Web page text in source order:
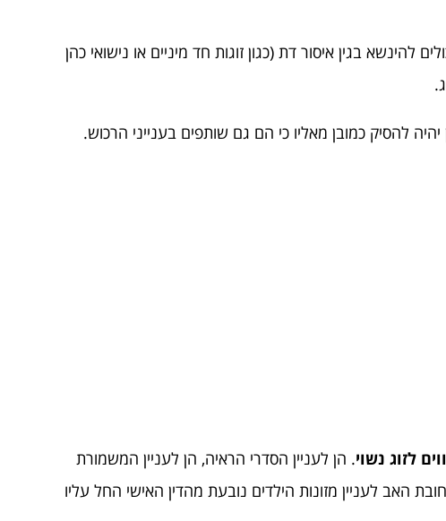
להינשא בגין איסור דת (כגון זוגות חד מיניים או נישואי כהן
להסיק כמובן מאליו כי הם גם שותפים בענייני הרכוש.
לזוג נשוי. הן לעניין הסדרי הראיה, הן לעניין המשמורת
האב לעניין מזונות הילדים נובעת מהדין האישי החל עליו